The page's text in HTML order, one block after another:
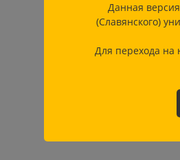
Данная
(Славянского)
Для перехода на